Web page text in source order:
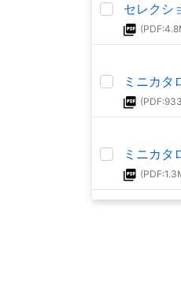
セレクシ
ミニカ
ミニカタ